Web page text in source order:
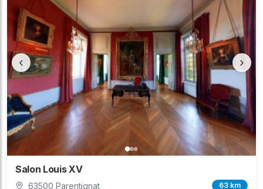
‹ ›
Salon Louis XV
63500 Parentignat 63 km